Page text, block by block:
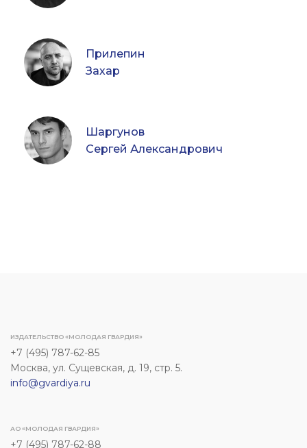
Прилепин
Захар
Шаргунов
Сергей Александрович
ИЗДАТЕЛЬСТВО «МОЛОДАЯ ГВАРДИЯ»
+7 (495) 787-62-85
Москва, ул. Сущевская, д. 19, стр. 5.
info@gvardiya.ru
АО «МОЛОДАЯ ГВАРДИЯ»
+7 (495) 787-62-88